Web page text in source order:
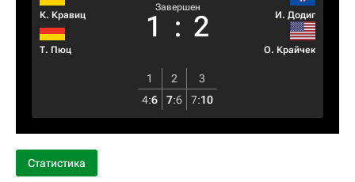
К. Кравиц
Т. Пюц
Завершен
1 : 2 И. Додиг
О. Крайчек
1 2
3
4:6 7:6 7:10
Статистика